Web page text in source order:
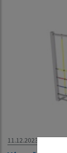
11.12.2023